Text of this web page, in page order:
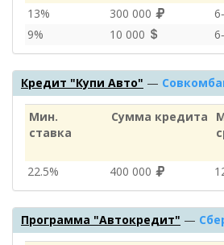
13%
300 000
9%
10 000
Кредит "Купи Авто" —
Мин.
ставка
Сумма кредита
22.5%
400 000
Программа "Автокредит" —